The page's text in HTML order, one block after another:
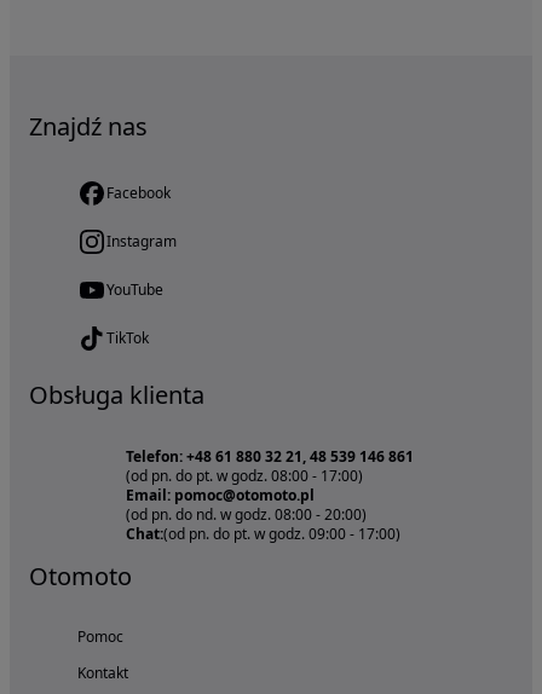
Znajdź nas
Facebook
Instagram
YouTube
TikTok
Obsługa klienta
Telefon: +48 61 880 32 21, 48 539 146 861
(od pn. do pt. w godz. 08:00 - 17:00)
Email: pomoc@otomoto.pl
(od pn. do nd. w godz. 08:00 - 20:00)
Chat:(od pn. do pt. w godz. 09:00 - 17:00)
Otomoto
Pomoc
Kontakt